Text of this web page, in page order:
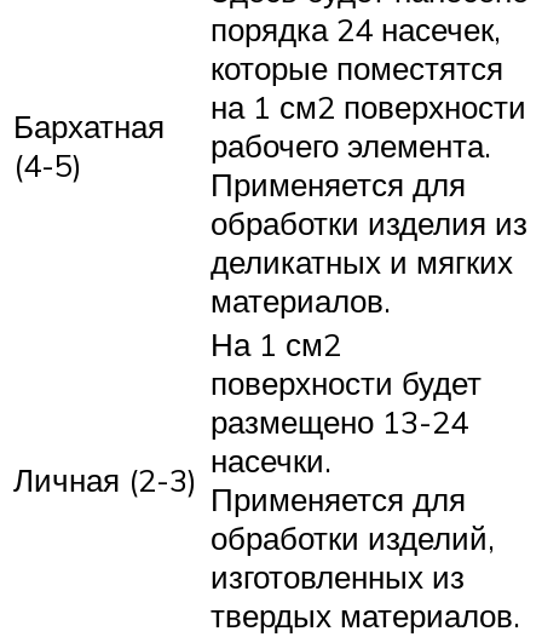
Бархатная
(4-5)
порядка 24 насечек,
которые поместятся
на 1 см2 поверхности
рабочего элемента.
Применяется для
обработки изделия из
деликатных и мягких
материалов.
Личная (2-3)
На 1 см2
поверхности будет
размещено 13-24
насечки.
Применяется для
обработки изделий,
изготовленных из
твердых материалов.